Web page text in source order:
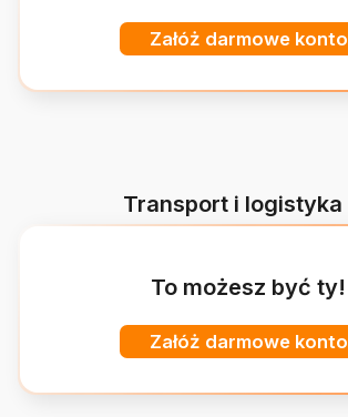
Załóż darmowe konto
Transport i logistyka
To możesz być ty!
Załóż darmowe konto